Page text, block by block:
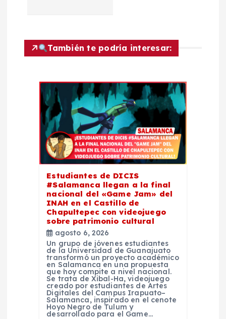
c
También te podría interesar:
Estudiantes de DICIS
#Salamanca llegan a la final
nacional del «Game Jam» del
INAH en el Castillo de
Chapultepec con videojuego
sobre patrimonio cultural
agosto 6, 2026
Un grupo de jóvenes estudiantes
de la Universidad de Guanajuato
transformó un proyecto académico
en Salamanca en una propuesta
que hoy compite a nivel nacional.
Se trata de Xibal-Ha, videojuego
creado por estudiantes de Artes
Digitales del Campus Irapuato–
Salamanca, inspirado en el cenote
Hoyo Negro de Tulum y
desarrollado para el Game…